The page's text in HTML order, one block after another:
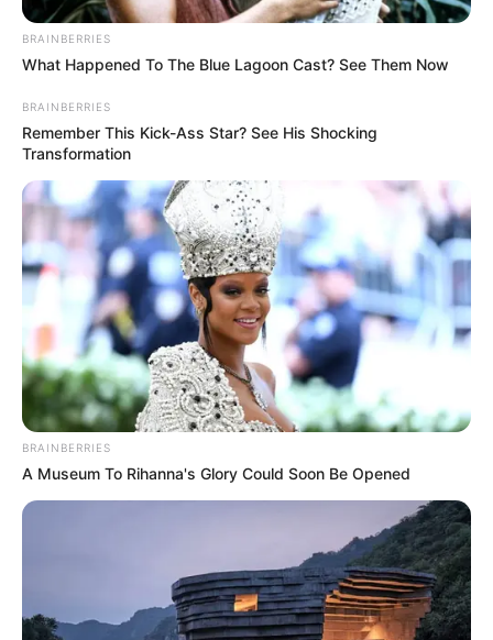
gesunde Crêpes
müssen nicht zu einer Zuckerbombe werden.
Hier ein paar gesunde Füllungen:
Fruchtig leicht:Mit frischen Beeren,
etwas Joghurt und einem Hauch Honig.
Proteinreich:Mit Magerquark, Banane
und ein paar Nüssen.
Schokoladig & gesund:Mit
selbstgemachter Nuss-Nougat-Creme
aus Datteln und Kakao.
Exotisch:Mit Mango, Kokosraspeln und
So kannst du ohne schlechtes Gewissen
schlemmen und gleichzeitig Vitamine tanken.
BRAINBERRIES
What Happened To The Blue Lagoon Cast? See Them Now
BRAINBERRIES
Remember This Kick-Ass Star? See His Shocking
Transformation
BRAINBERRIES
A Museum To Rihanna's Glory Could Soon Be Opened